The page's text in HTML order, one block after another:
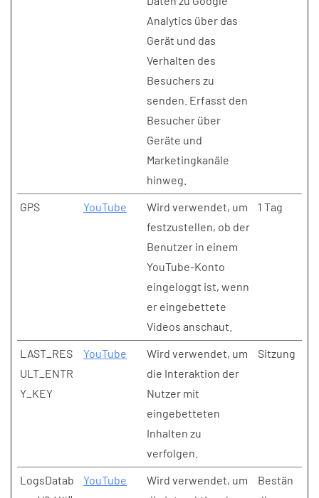
Analytics über das
Gerät und das
Verhalten des
Besuchers zu
senden. Erfasst den
Besucher über
Geräte und
Marketingkanäle
hinweg.
GPS
YouTube
Wird verwendet, um
festzustellen, ob der
Benutzer in einem
YouTube-Konto
eingeloggt ist, wenn
er eingebettete
Videos anschaut.
1 Tag
LAST_RES
ULT_ENTR
Y_KEY
YouTube
Wird verwendet, um
die Interaktion der
Nutzer mit
eingebetteten
Inhalten zu
verfolgen.
Sitzung
LogsDatab
YouTube
Wird verwendet, um
Bestän